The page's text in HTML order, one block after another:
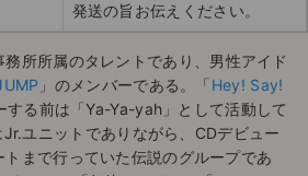
発送の旨お伝えください。
所所属のタレントであり、男性アイド
」のメンバーである。「Hey! Say!
する前は「Ya-Ya-yah」として活動して
ユニットでありながら、CDデビュー
まで行っていた伝説のグループであ